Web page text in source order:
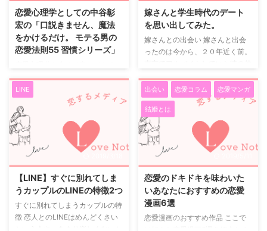
かと思います。 たとえば、すご
くベタな例で言うと 「返信が遅
い！」 「他のSNSは開くのに、
なんでLINEは未読スルーな
剛力彩芽。 世の中の反応は 世の
男性は、 「剛力彩芽と付き合え
て羨ましい」 などと彼に嫉妬を
する一方、世の女性は、 「お金
恋愛心理学としての中谷彰
宏の「口説きません、魔法
をかけるだけ。 モテる男の
恋愛法則55 習慣シリーズ」
ですが、この本は「恋愛生理学」
と読んでもいいくらいの本です。
私が読んだ恋愛関係の本の中では
ダントツで最高な本でした。 普
通の本は女性に対して「口説く」
「心理を操る」みたいなバカなこ
とを書いてあります。そんな本が
1500円以上するバカさ加減で
す。 それが中谷彰宏さんの本
は、女性を口説く暇があったら、
女性を口説く時間があったら仕事
するなり、勉強するなり、修羅場
を超えて「フェロモン」をつけて
嫁さんと学生時代のデート
を思い出してみた。
嫁さんとの出会い 嫁さんと出会
ったのは今から、２０年近く前。
日は、人数合わせで人が足りない
からと呼ばれて行ってみると、男
の人数の方が3人多い状況でなん
で呼んだんだよと思いながら参加
したことを今でも覚えています。
結果的にはその合コンで嫁に巡り
合えたことは感謝していますが
らタイトルにある学生時代のデー
トを思い出して書いていきたい思
います。 初めてデートしたの
は、二子多摩川の土手で花火した
LINE
【LINE】すぐに別れてしま
うカップルのLINEの特徴2つ
すぐに別れてしまうカップルの特
徴 恋人とのLINEはめんどくさい
出会い 恋愛コラム 恋愛マンガ
結婚とは
恋愛のドキドキを味わいた
いあなたにおすすめの恋愛
漫画6選
恋愛漫画のおすすめ作品 ここで